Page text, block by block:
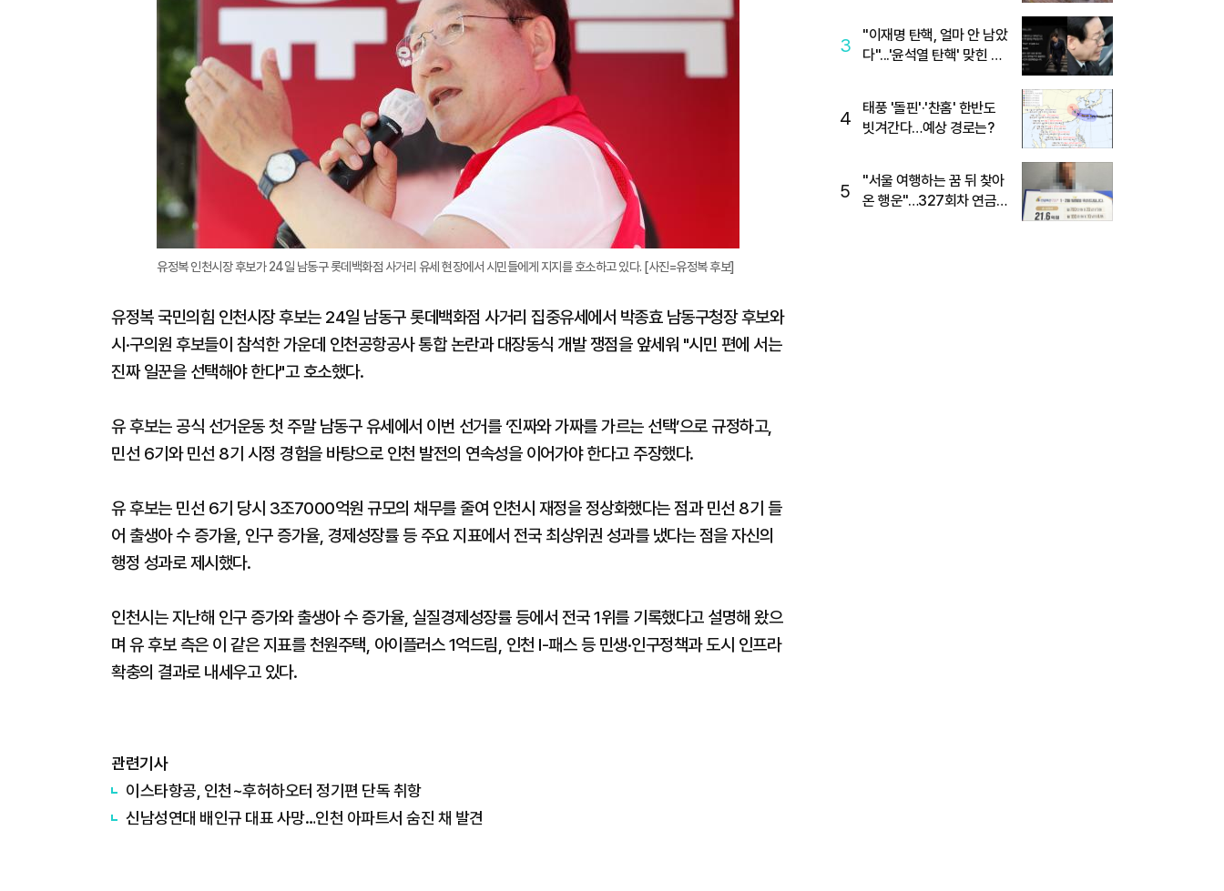
확
유정복 인천시장 후보가 24일 남동구 롯데백화점 사거리 유세 현장에서 시민들에게 지지를 호소하고 있다. [사진=유정복 후보]
유정복 국민의힘 인천시장 후보는 24일 남동구 롯데백화점 사거리 집중유세에서 박종효 남동구청장 후보와
시·구의원 후보들이 참석한 가운데 인천공항공사 통합 논란과 대장동식 개발 쟁점을 앞세워 "시민 편에 서는
진짜 일꾼을 선택해야 한다"고 호소했다.
유 후보는 공식 선거운동 첫 주말 남동구 유세에서 이번 선거를 ‘진짜와 가짜를 가르는 선택’으로 규정하고,
민선 6기와 민선 8기 시정 경험을 바탕으로 인천 발전의 연속성을 이어가야 한다고 주장했다.
유 후보는 민선 6기 당시 3조7000억원 규모의 채무를 줄여 인천시 재정을 정상화했다는 점과 민선 8기 들
어 출생아 수 증가율, 인구 증가율, 경제성장률 등 주요 지표에서 전국 최상위권 성과를 냈다는 점을 자신의
행정 성과로 제시했다.
인천시는 지난해 인구 증가와 출생아 수 증가율, 실질경제성장률 등에서 전국 1위를 기록했다고 설명해 왔으
며 유 후보 측은 이 같은 지표를 천원주택, 아이플러스 1억드림, 인천 I-패스 등 민생·인구정책과 도시 인프라
확충의 결과로 내세우고 있다.
관련기사
이스타항공, 인천~후허하오터 정기편 단독 취항
신남성연대 배인규 대표 사망…인천 아파트서 숨진 채 발견
3
"이재명 탄핵, 얼마 안 남았
다"...'윤석열 탄핵' 맞힌 무
4
태풍 '돌핀'·'찬홈' 한반도
빗겨간다…예상 경로는?
5
"서울 여행하는 꿈 뒤 찾아
온 행운"…327회차 연금